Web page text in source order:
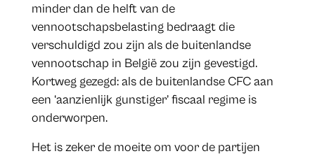
minder dan de helft van de
vennootschapsbelasting bedraagt die
verschuldigd zou zijn als de buitenlandse
vennootschap in België zou zijn gevestigd.
Kortweg gezegd: als de buitenlandse CFC aan
een ‘aanzienlijk gunstiger’ fiscaal regime is
onderworpen.
Het is zeker de moeite om voor de partijen